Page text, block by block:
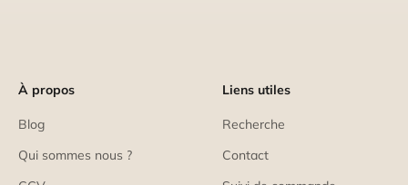
À propos
Blog
Qui sommes nous ?
Liens utiles
Recherche
Contact